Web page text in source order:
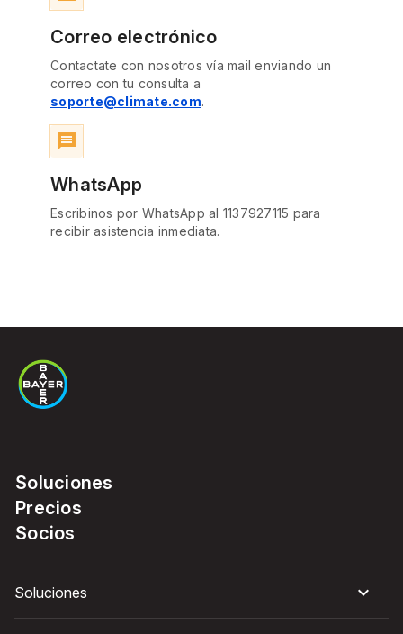
Correo electrónico
Contactate con nosotros vía mail enviando un
correo con tu consulta a
soporte@climate.com.
message
WhatsApp
Escribinos por WhatsApp al 1137927115 para
recibir asistencia inmediata.
Soluciones
Precios
Socios
Soluciones